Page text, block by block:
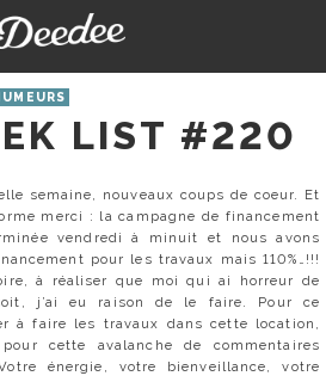
LIST #220
semaine, nouveaux coups de coeur. Et
merci : la campagne de financement
vendredi à minuit et nous avons
pour les travaux mais 110%…!!!
à réaliser que moi qui ai horreur de
j’ai eu raison de le faire. Pour ce
à faire les travaux dans cette location,
cette avalanche de commentaires
énergie, votre bienveillance, votre